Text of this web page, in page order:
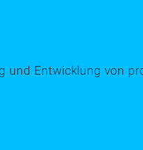
und Entwicklung von